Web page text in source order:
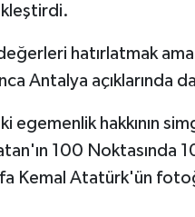
hatırlatmak
Antalya açıklarında
egemenlik hakkının
100 Noktasında
Kemal Atatürk'ün